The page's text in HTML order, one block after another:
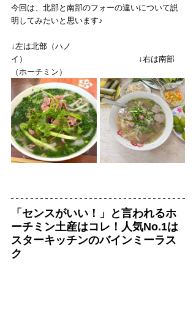
今回は、北部と南部のフォーの違いについて説
明してみたいと思います♪
↓左は北部（ハノ
イ）　　　　　　　　　　　　　　↓右は南部
（ホーチミン）
「センスがいい！」と言われるホ
ーチミン土産はコレ！人気No.1は
スターキッチンのバインミーラス
ク